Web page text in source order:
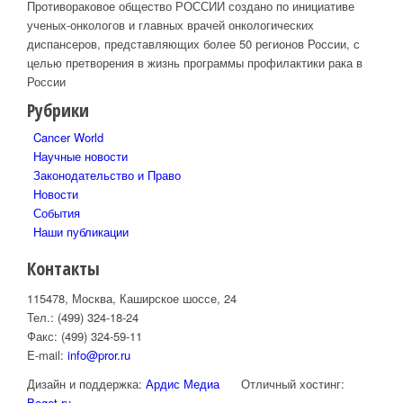
Противораковое общество РОССИИ создано по инициативе
ученых-онкологов и главных врачей онкологических
диспансеров, представляющих более 50 регионов России, с
целью претворения в жизнь программы профилактики рака в
России
Рубрики
Cancer World
Научные новости
Законодательство и Право
Новости
События
Наши публикации
Контакты
115478, Москва, Каширское шоссе, 24
Тел.: (499) 324-18-24
Факс: (499) 324-59-11
E-mail: info@pror.ru
Дизайн и поддержка: Ардис Медиа
Отличный хостинг: